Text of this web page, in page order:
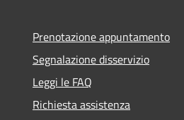
Prenotazione appuntamento
Segnalazione disservizio
Leggi le FAQ
Richiesta assistenza